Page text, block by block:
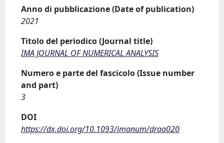
Anno di pubblicazione (Date of publication)
2021
Titolo del periodico (Journal title)
IMA JOURNAL OF NUMERICAL ANALYSIS
Numero e parte del fascicolo (Issue number
and part)
3
DOI
https://dx.doi.org/10.1093/imanum/draa020